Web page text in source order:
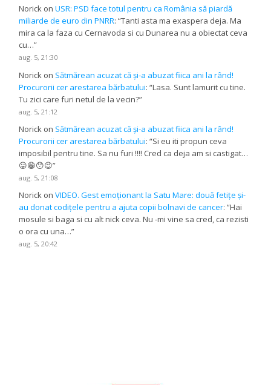
Norick onUSR: PSD face totul pentru ca România să piardă
miliarde de euro din PNRR: “Tanti asta ma exaspera deja. Ma
mira ca la faza cu Cernavoda si cu Dunarea nu a obiectat ceva
cu…”
aug. 5, 21:30
Norick on Sătmărean acuzat că și-a abuzat fiica ani la rând!
Procurorii cer arestarea bărbatului: “Lasa. Sunt lamurit cu tine.
Tu zici care furi netul de la vecin?”
aug. 5, 21:12
Norick on Sătmărean acuzat că și-a abuzat fiica ani la rând!
Procurorii cer arestarea bărbatului: “Si eu iti propun ceva
imposibil pentru tine. Sa nu furi !!!! Cred ca deja am si castigat…
😛😁😯😉”
aug. 5, 21:08
Norick onVIDEO. Gest emoționant la Satu Mare: două fetițe și-
au donat codițele pentru a ajuta copii bolnavi de cancer: “Hai
mosule si baga si cu alt nick ceva. Nu -mi vine sa cred, ca rezisti
o ora cu una…”
aug. 5, 20:42